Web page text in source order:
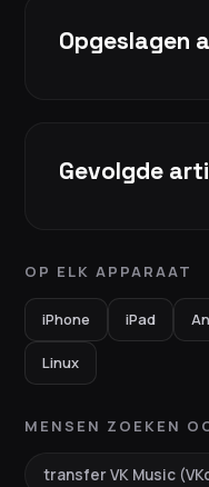
Opgeslagen
Gevolgde
OP ELK APPARAAT
iPhone iPad
Linux
MENSEN ZOEKEN
transfer VK Music